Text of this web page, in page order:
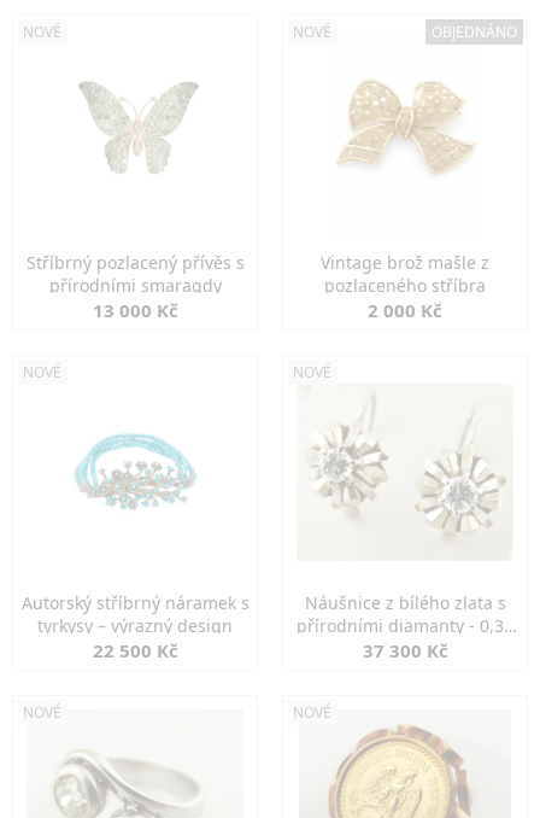
NOVÉ
Stříbrný pozlacený přívěs s
přírodními smaragdy
13 000 Kč
NOVÉ OBJEDNÁNO
Vintage brož mašle z
pozlaceného stříbra
2 000 Kč
NOVÉ
Autorský stříbrný náramek s
tyrkysy – výrazný design
22 500 Kč
NOVÉ
Náušnice z bílého zlata s
přírodními diamanty - 0,30
ct
37 300 Kč
NOVÉ NOVÉ